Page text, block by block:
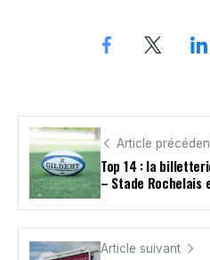
Article
Top 14 : la
– Stade Rochelais
Article suivant